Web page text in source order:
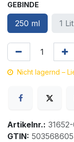
GEBINDE
250 ml 1
Nicht lagernd –
Artikelnr.:
GTIN: